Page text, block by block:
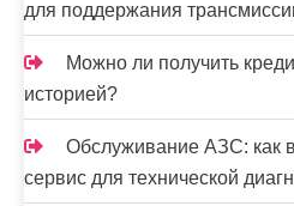
для поддержания
Можно ли получить
историей?
Обслуживание АЗС: как
сервис для технической